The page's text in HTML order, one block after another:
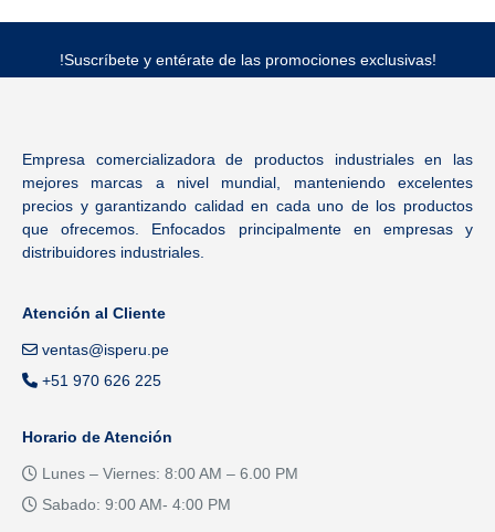
!Suscríbete y entérate de las promociones exclusivas!
Empresa comercializadora de productos industriales en las
mejores marcas a nivel mundial, manteniendo excelentes
precios y garantizando calidad en cada uno de los productos
que ofrecemos. Enfocados principalmente en empresas y
distribuidores industriales.
Atención al Cliente
ventas@isperu.pe
+51 970 626 225
Horario de Atención
Lunes – Viernes: 8:00 AM – 6.00 PM
Sabado: 9:00 AM- 4:00 PM